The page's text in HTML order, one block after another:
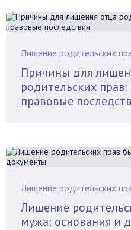
Лишение родительских
Причины для
родительских
правовые
Лишение родительских
Лишение
мужа: основания и